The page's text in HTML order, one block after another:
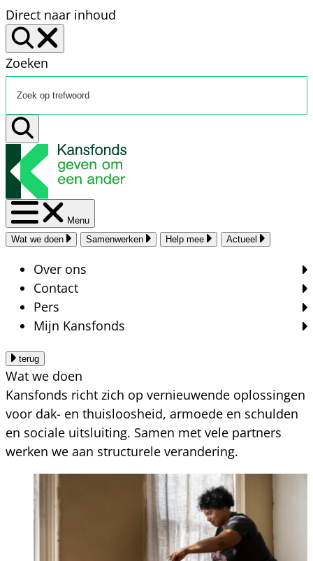
Direct naar inhoud
Zoeken
Menu
Wat we doen
Samenwerken Help mee Actueel
Over ons
Contact
Pers
Mijn Kansfonds
terug
Wat we doen
Kansfonds richt zich op vernieuwende oplossingen
voor dak- en thuisloosheid, armoede en schulden
en sociale uitsluiting. Samen met vele partners
werken we aan structurele verandering.